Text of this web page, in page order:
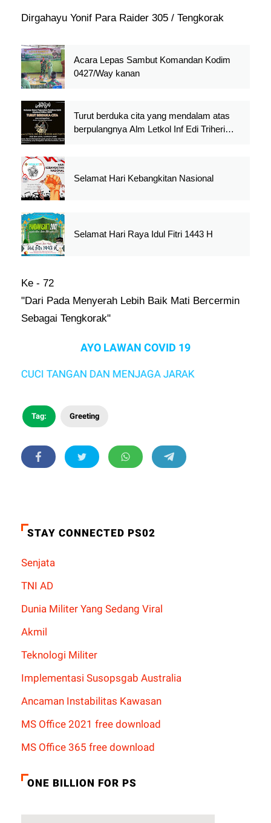
Dirgahayu Yonif Para Raider 305 / Tengkorak
Acara Lepas Sambut Komandan Kodim
0427/Way kanan
Turut berduka cita yang mendalam atas
berpulangnya Alm Letkol Inf Edi Triheri
Selamat Hari Kebangkitan Nasional
Selamat Hari Raya Idul Fitri 1443 H
Ke - 72
"Dari Pada Menyerah Lebih Baik Mati Bercermin
Sebagai Tengkorak"
AYO LAWAN COVID 19
TANGAN DAN MENJAGA JARAK
Tag: Greeting
STAY CONNECTED PS02
Senjata
TNI AD
Dunia Militer Yang Sedang Viral
Akmil
Teknologi Militer
Implementasi Susopsgab Australia
Ancaman Instabilitas Kawasan
MS Office 2021 free download
MS Office 365 free download
ONE BILLION FOR PS